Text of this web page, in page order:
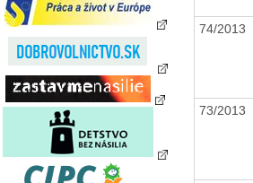
74/2013
73/2013